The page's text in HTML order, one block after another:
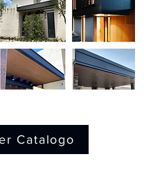
Catalogo